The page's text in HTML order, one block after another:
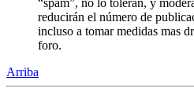
“spam”, no lo toleran, y
reducirán el número de
incluso a tomar medidas mas
foro.
Arriba